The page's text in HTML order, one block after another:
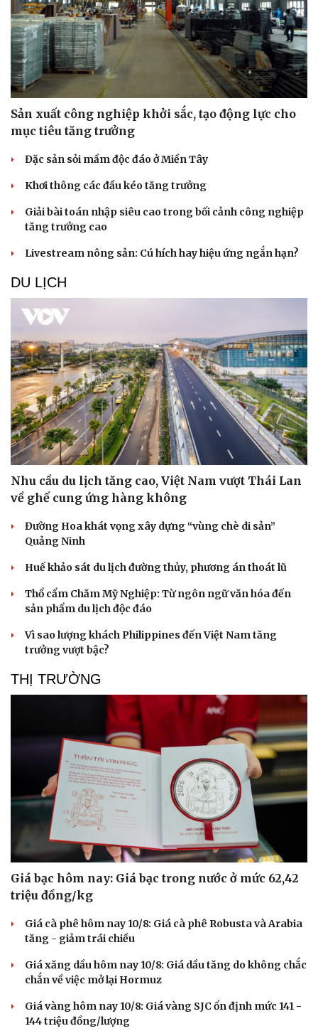
Sức khỏe
Dinh dưỡng - món ngon
Cây thuốc
Sản phụ khoa
Nhi khoa
Nam khoa
Làm đẹp - giảm cân
Phòng mạch online
Ăn sạch sống khỏe
Nhà đẹp
Blog
Tình yêu - Gia đình
Sản xuất công nghiệp khởi sắc, tạo động lực cho
mục tiêu tăng trưởng
Đặc sản sỏi mầm độc đáo ở Miền Tây
Khơi thông các đầu kéo tăng trưởng
Giải bài toán nhập siêu cao trong bối cảnh công nghiệp
tăng trưởng cao
Livestream nông sản: Cú hích hay hiệu ứng ngắn hạn?
DU LỊCH
Nhu cầu du lịch tăng cao, Việt Nam vượt Thái Lan
về ghế cung ứng hàng không
Đường Hoa khát vọng xây dựng “vùng chè di sản”
Quảng Ninh
Huế khảo sát du lịch đường thủy, phương án thoát lũ
Thổ cẩm Chăm Mỹ Nghiệp: Từ ngôn ngữ văn hóa đến
sản phẩm du lịch độc đáo
Vì sao lượng khách Philippines đến Việt Nam tăng
trưởng vượt bậc?
THỊ TRƯỜNG
Giá bạc hôm nay: Giá bạc trong nước ở mức 62,42
triệu đồng/kg
Giá cà phê hôm nay 10/8: Giá cà phê Robusta và Arabia
tăng - giảm trái chiều
Giá xăng dầu hôm nay 10/8: Giá dầu tăng do không chắc
chắn về việc mở lại Hormuz
Giá vàng hôm nay 10/8: Giá vàng SJC ổn định mức 141 -
144 triệu đồng/lượng